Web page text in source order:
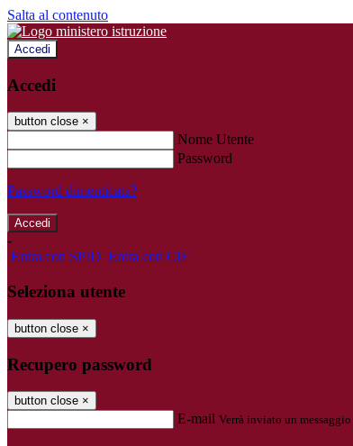
Salta al contenuto
Accedi
Accedi
button close ×
Nome Utente
Password
Password dimenticata?
-
Entra con SPID Entra con CIE
Seleziona utente
button close ×
Recupero password
button close ×
E-mail Verrà inviato un